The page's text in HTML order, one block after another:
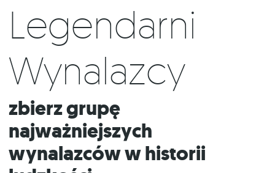
Legendarni
Wynalazcy
Zbierz grupę
najważniejszych
wynalazców w historii